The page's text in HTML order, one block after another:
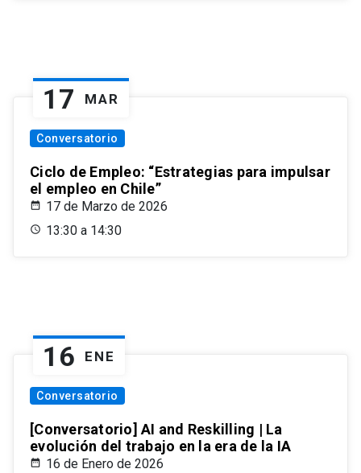
17 MAR
Conversatorio
Ciclo de Empleo: “Estrategias para impulsar
el empleo en Chile”
17 de Marzo de 2026
13:30 a 14:30
16 ENE
Conversatorio
[Conversatorio] AI and Reskilling | La
evolución del trabajo en la era de la IA
16 de Enero de 2026